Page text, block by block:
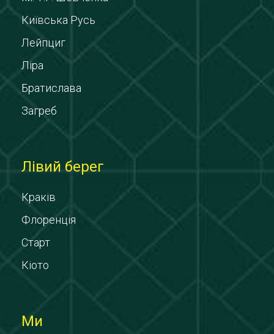
Київська Русь
Лейпциг
Ліра
Братислава
Загреб
Лівий берег
Краків
Флоренція
Старт
Кіото
Ми